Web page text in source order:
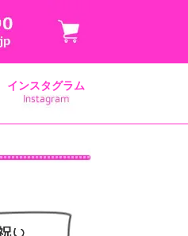
インスタグラム